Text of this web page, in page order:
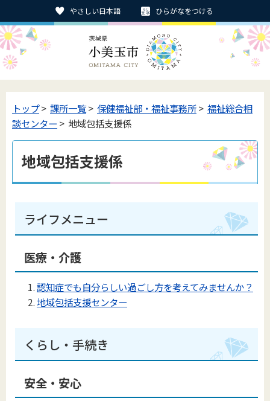
やさしい日本語 ひらがなをつける
トップ> 課所一覧> 保健福祉部・福祉事務所> 福祉総合相
談センター > 地域包括支援係
地域包括支援係
ライフメニュー
医療・介護
認知症でも自分らしい過ごし方を考えてみませんか？
地域包括支援センター
くらし・手続き
安全・安心